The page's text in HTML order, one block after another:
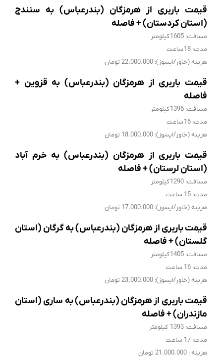
قیمت باربری از هرمزگان (بندرعباس) به سنندج
(استان کردستان) + فاصله
مسافت: 1605 کیلومتر
مدت: 18 ساعت
هزینه (خاور/ایسوز): 22.000.000 تومان
قیمت باربری از هرمزگان (بندرعباس) به قزوین +
فاصله
مسافت: 1396 کیلومتر
مدت: 16 ساعت
هزینه (خاور/ایسوز): 18.000.000 تومان
قیمت باربری از هرمزگان (بندرعباس) به خرم آباد
(استان لرستان) + فاصله
مسافت: 1290 کیلومتر
مدت: 15 ساعت
هزینه (خاور/ایسوز): 17.000.000 تومان
قیمت باربری از هرمزگان (بندرعباس) به گرگان (استان
گلستان) + فاصله
مسافت: 1405 کیلومتر
مدت: 16 ساعت
هزینه (خاور/ایسوز): 23.000.000 تومان
قیمت باربری از هرمزگان (بندرعباس) به ساری (استان
مازندران) + فاصله
مسافت: 1393 کیلومتر
مدت: 17 ساعت
هزینه : 21.000.000 تومان